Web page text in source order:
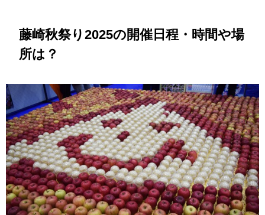
藤崎秋祭り2025の開催日程・時間や場
所は？